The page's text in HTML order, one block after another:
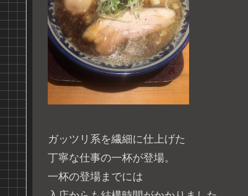
ガッツリ系を繊細に仕上げた
丁寧な仕事の一杯が登場。
一杯の登場までには